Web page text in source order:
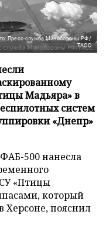
Пресс-служба Минобороны РФ/
ТАСС
Мадьяра» в
систем
«Днепр»
500 нанесла
«Птицы
который
Херсоне, пояснил